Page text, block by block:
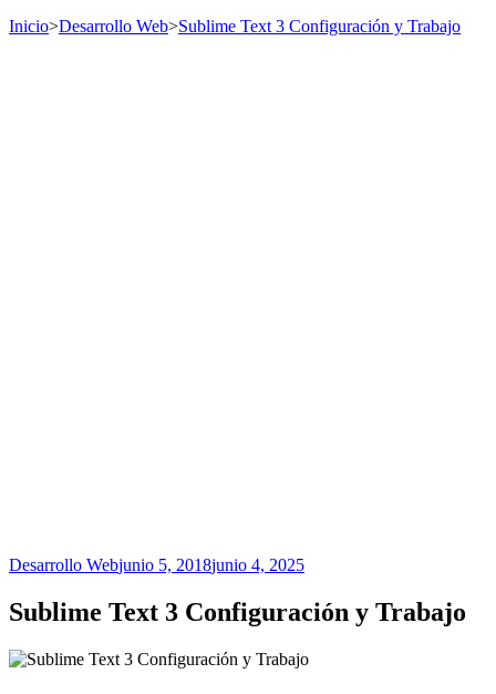
Inicio>Desarrollo Web>Sublime Text 3 Configuración y Trabajo
Desarrollo Webjunio 5, 2018junio 4, 2025
Sublime Text 3 Configuración y Trabajo